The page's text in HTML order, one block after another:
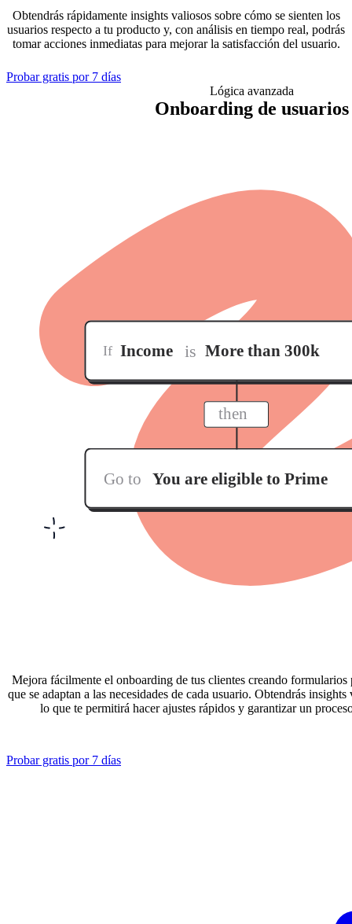
Obtendrás rápidamente insights valiosos sobre cómo se sienten los
usuarios respecto a tu producto y, con análisis en tiempo real, podrás
tomar acciones inmediatas para mejorar la satisfacción del usuario.
Probar gratis por 7 días
Lógica avanzada
Onboarding de usuarios
Mejora fácilmente el onboarding de tus clientes creando formularios
que se adaptan a las necesidades de cada usuario. Obtendrás
lo que te permitirá hacer ajustes rápidos y garantizar un
Probar gratis por 7 días